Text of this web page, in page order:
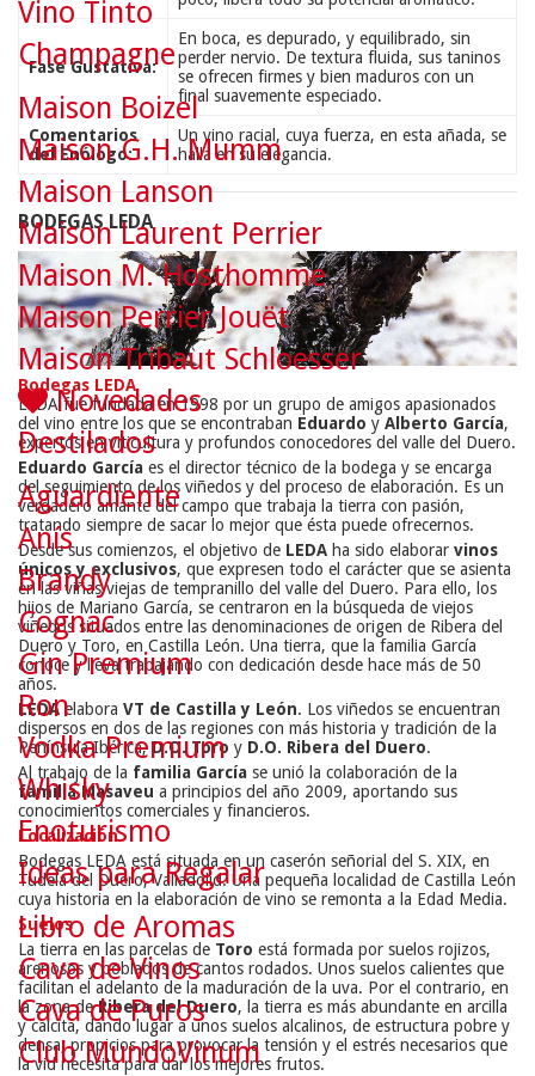
Fase Gustativa:
En boca, es depurado, y equilibrado, sin
perder nervio. De textura fluida, sus taninos
se ofrecen firmes y bien maduros con un
final suavemente especiado.
Comentarios
del Enólogo:
Un vino racial, cuya fuerza, en esta añada, se
halla en su elegancia.
BODEGAS LEDA
Bodegas LEDA
LEDA fue fundada en 1998 por un grupo de amigos apasionados
del vino entre los que se encontraban Eduardo y Alberto García,
expertos en viticultura y profundos conocedores del valle del Duero.
Eduardo García es el director técnico de la bodega y se encarga
del seguimiento de los viñedos y del proceso de elaboración. Es un
verdadero amante del campo que trabaja la tierra con pasión,
tratando siempre de sacar lo mejor que ésta puede ofrecernos.
Desde sus comienzos, el objetivo de LEDA ha sido elaborar vinos
únicos y exclusivos, que expresen todo el carácter que se asienta
en las viñas viejas de tempranillo del valle del Duero. Para ello, los
hijos de Mariano García, se centraron en la búsqueda de viejos
viñedos situados entre las denominaciones de origen de Ribera del
Duero y Toro, en Castilla León. Una tierra, que la familia García
conoce y lleva trabajando con dedicación desde hace más de 50
años.
LEDAelabora VT de Castilla y León. Los viñedos se encuentran
dispersos en dos de las regiones con más historia y tradición de la
Península Ibérica, D.O. Toro y D.O. Ribera del Duero.
Al trabajo de la familia García se unió la colaboración de la
familia Masaveu a principios del año 2009, aportando sus
conocimientos comerciales y financieros.
Localización
Bodegas LEDA está situada en un caserón señorial del S. XIX, en
Tudela del Duero, Valladolid. Una pequeña localidad de Castilla León
cuya historia en la elaboración de vino se remonta a la Edad Media.
Suelos
La tierra en las parcelas de Toro está formada por suelos rojizos,
arenosos y poblados de cantos rodados. Unos suelos calientes que
facilitan el adelanto de la maduración de la uva. Por el contrario, en
la zona deRibera del Duero, la tierra es más abundante en arcilla
y calcita, dando lugar a unos suelos alcalinos, de estructura pobre y
densa, propicios para provocar la tensión y el estrés necesarios que
la vid necesita para dar los mejores frutos.
Vino Tinto
Champagne
Maison Boizel
Maison G.H. Mumm
Maison Lanson
Maison Laurent Perrier
Maison M. Hosthomme
Maison Perrier Jouët
Maison Tribaut Schloesser
Novedades
Destilados
Aguardiente
Anís
Brandy
Cognac
Gin Premium
Ron
Vodka Premium
Whisky
Enoturismo
Ideas para Regalar
Libro de Aromas
Cava de Vinos
Cava de Puros
Club MundoVinum